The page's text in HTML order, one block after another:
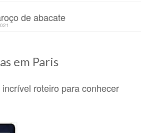
de abacate
em Paris
roteiro para conhecer